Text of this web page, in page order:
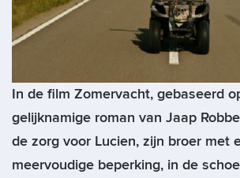
In de film Zomervacht, gebaseerd
gelijknamige roman van Jaap
de zorg voor Lucien, zijn broer met
meervoudige beperking, in de